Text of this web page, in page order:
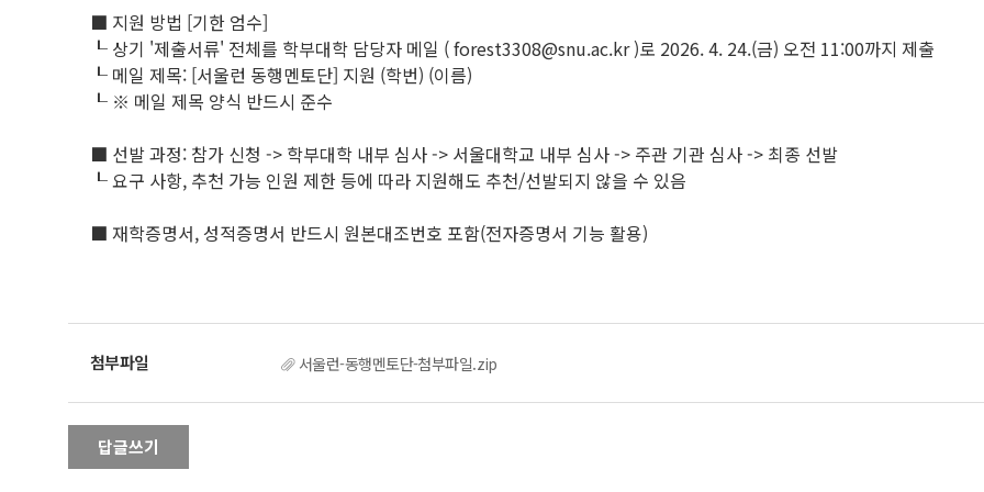
■ 지원 방법 [기한 엄수]
┖ 상기 '제출서류' 전체를 학부대학 담당자 메일 ( forest3308@snu.ac.kr )로 2026. 4. 24.(금) 오전 11:00까지 제출
┖ 메일 제목: [서울런 동행멘토단] 지원 (학번) (이름)
┖ ※ 메일 제목 양식 반드시 준수
■ 선발 과정: 참가 신청 -> 학부대학 내부 심사 -> 서울대학교 내부 심사 -> 주관 기관 심사 -> 최종 선발
┖ 요구 사항, 추천 가능 인원 제한 등에 따라 지원해도 추천/선발되지 않을 수 있음
■ 재학증명서, 성적증명서 반드시 원본대조번호 포함(전자증명서 기능 활용)
서울런-동행멘토단-첨부파일.zip
답글쓰기